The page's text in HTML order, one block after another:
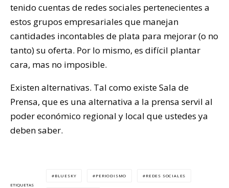
tenido cuentas de redes sociales pertenecientes a
estos grupos empresariales que manejan
cantidades incontables de plata para mejorar (o no
tanto) su oferta. Por lo mismo, es difícil plantar
cara, mas no imposible.
Existen alternativas. Tal como existe Sala de
Prensa, que es una alternativa a la prensa servil al
poder económico regional y local que ustedes ya
deben saber.
ETIQUETAS
BLUESKY PERIODISMO REDES SOCIALES